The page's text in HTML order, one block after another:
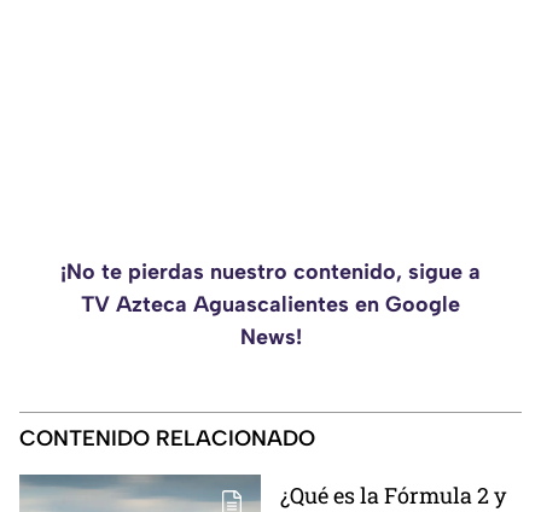
¡No te pierdas nuestro contenido, sigue a
TV Azteca Aguascalientes en Google
News!
CONTENIDO RELACIONADO
¿Qué es la Fórmula 2 y